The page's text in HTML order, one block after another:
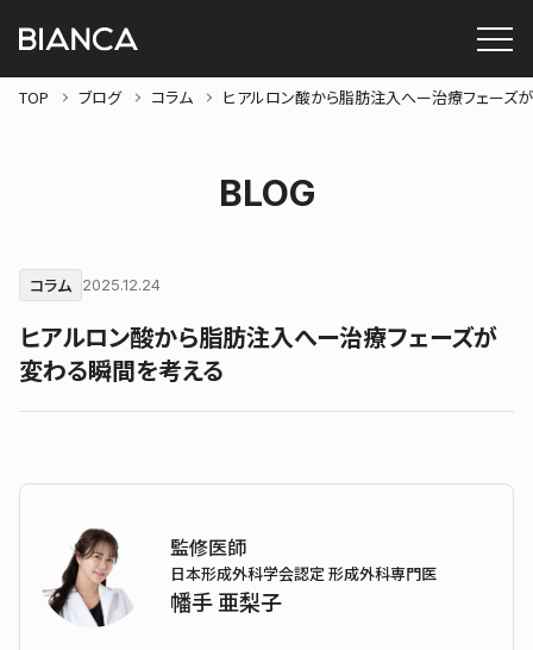
TOP ブログ コラム ヒアルロン酸から脂肪注入へー治療フェーズ
BLOG
コラム 2025.12.24
ヒアルロン酸から脂肪注入へー治療フェーズが
変わる瞬間を考える
監修医師
日本形成外科学会認定 形成外科専門医
幡手 亜梨子